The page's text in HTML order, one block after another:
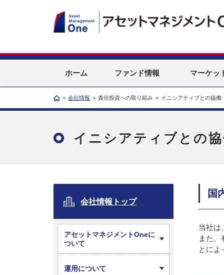
ホーム ファンド情報 マーケッ
> 会社情報 > 責任投資への取り組み > イニシアティブとの協働
イニシアティブとの
国
当社は
また
とによ
会社情報トップ
アセットマネジメントOneに
ついて
運用について